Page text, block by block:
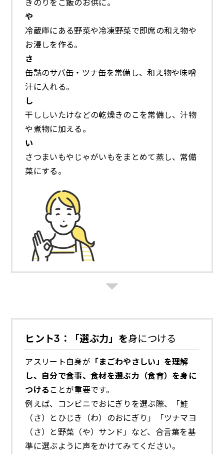
きのりをご飯のお供に。
や
冷蔵庫にある野菜や冷凍野菜で即席の和え物や
お浸しを作る。
さ
缶詰のサバ缶・ツナ缶を常備し、和え物や味噌
汁に入れる。
し
干ししいたけなどの乾燥きのこを常備し、汁物
や煮物に加える。
い
さつまいもやじゃがいもをまとめて蒸し、常備
菜にする。
ヒント3：「選ぶ力」を身につける
アスリート自身が 「まごわやさしい」を理解
し、自分で食事、食材を選ぶ力（食育）を身に
つけることが重要です。
例えば、コンビニでおにぎりを選ぶ際、「鮭
（さ）とひじき（わ）のおにぎり」「ツナマヨ
（さ）と野菜（や）サンド」など、合言葉を基
準に選ぶように声をかけてみてください。